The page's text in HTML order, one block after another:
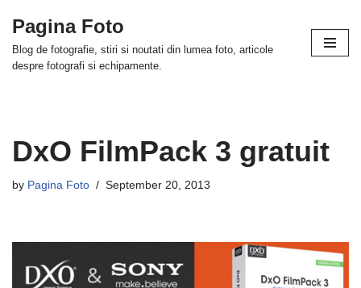
Skip
to
Pagina Foto
Blog de fotografie, stiri si noutati din lumea foto, articole
despre fotografi si echipamente.
DxO FilmPack 3 gratuit
by Pagina Foto September 20, 2013